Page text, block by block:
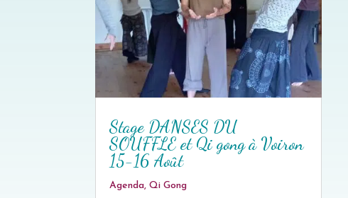
Stage DANSES DU
SOUFFLE et Qi gong à Voiron
15-16 Août
Agenda,Qi Gong